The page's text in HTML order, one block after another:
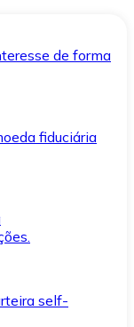
de forma
fiduciária
self-